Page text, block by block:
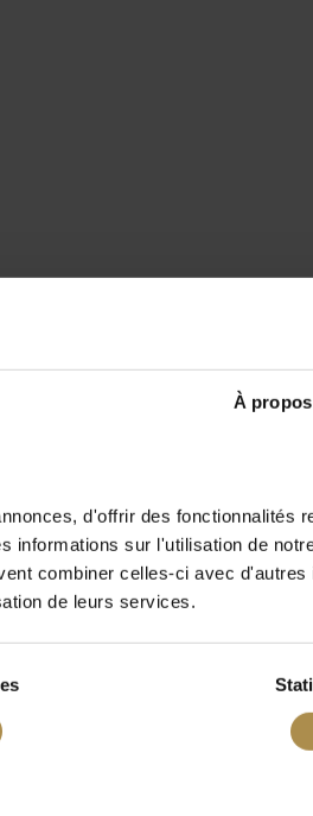
À
d'offrir des fonctionnalités
informations sur l'utilisation de
combiner celles-ci avec d'autres
de leurs services.